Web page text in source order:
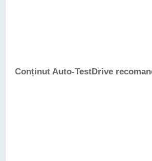
Conținut Auto-TestDrive